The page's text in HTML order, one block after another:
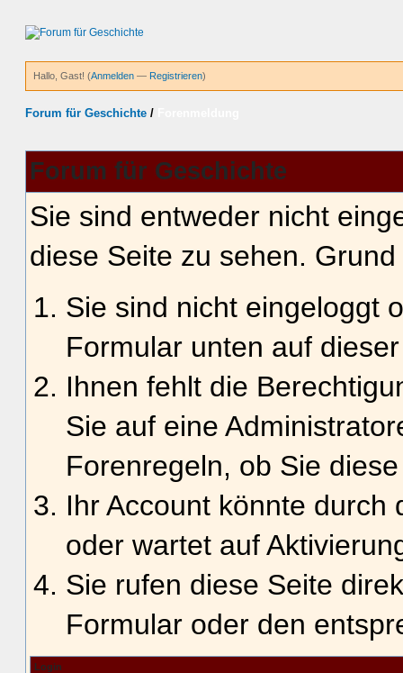
Hallo, Gast! (Anmelden — Registrieren)
Forum für Geschichte /
Forum für Geschichte
Sie sind entweder nicht
diese Seite zu sehen.
Sie sind nicht eingeloggt
Formular unten auf
Ihnen fehlt die
Sie auf eine
Forenregeln, ob Sie
Ihr Account könnte durch
oder wartet auf
Sie rufen diese Seite
Formular oder den
Login